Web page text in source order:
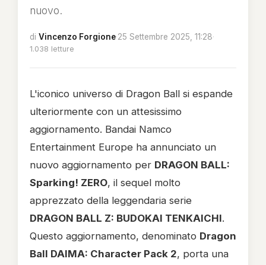
nuovo.
di Vincenzo Forgione·25 Settembre 2025, 11:28·
1.038 letture
L'iconico universo di Dragon Ball si espande
ulteriormente con un attesissimo
aggiornamento. Bandai Namco
Entertainment Europe ha annunciato un
nuovo aggiornamento per DRAGON BALL:
Sparking! ZERO, il sequel molto
apprezzato della leggendaria serie
DRAGON BALL Z: BUDOKAI TENKAICHI.
Questo aggiornamento, denominato Dragon
Ball DAIMA: Character Pack 2, porta una